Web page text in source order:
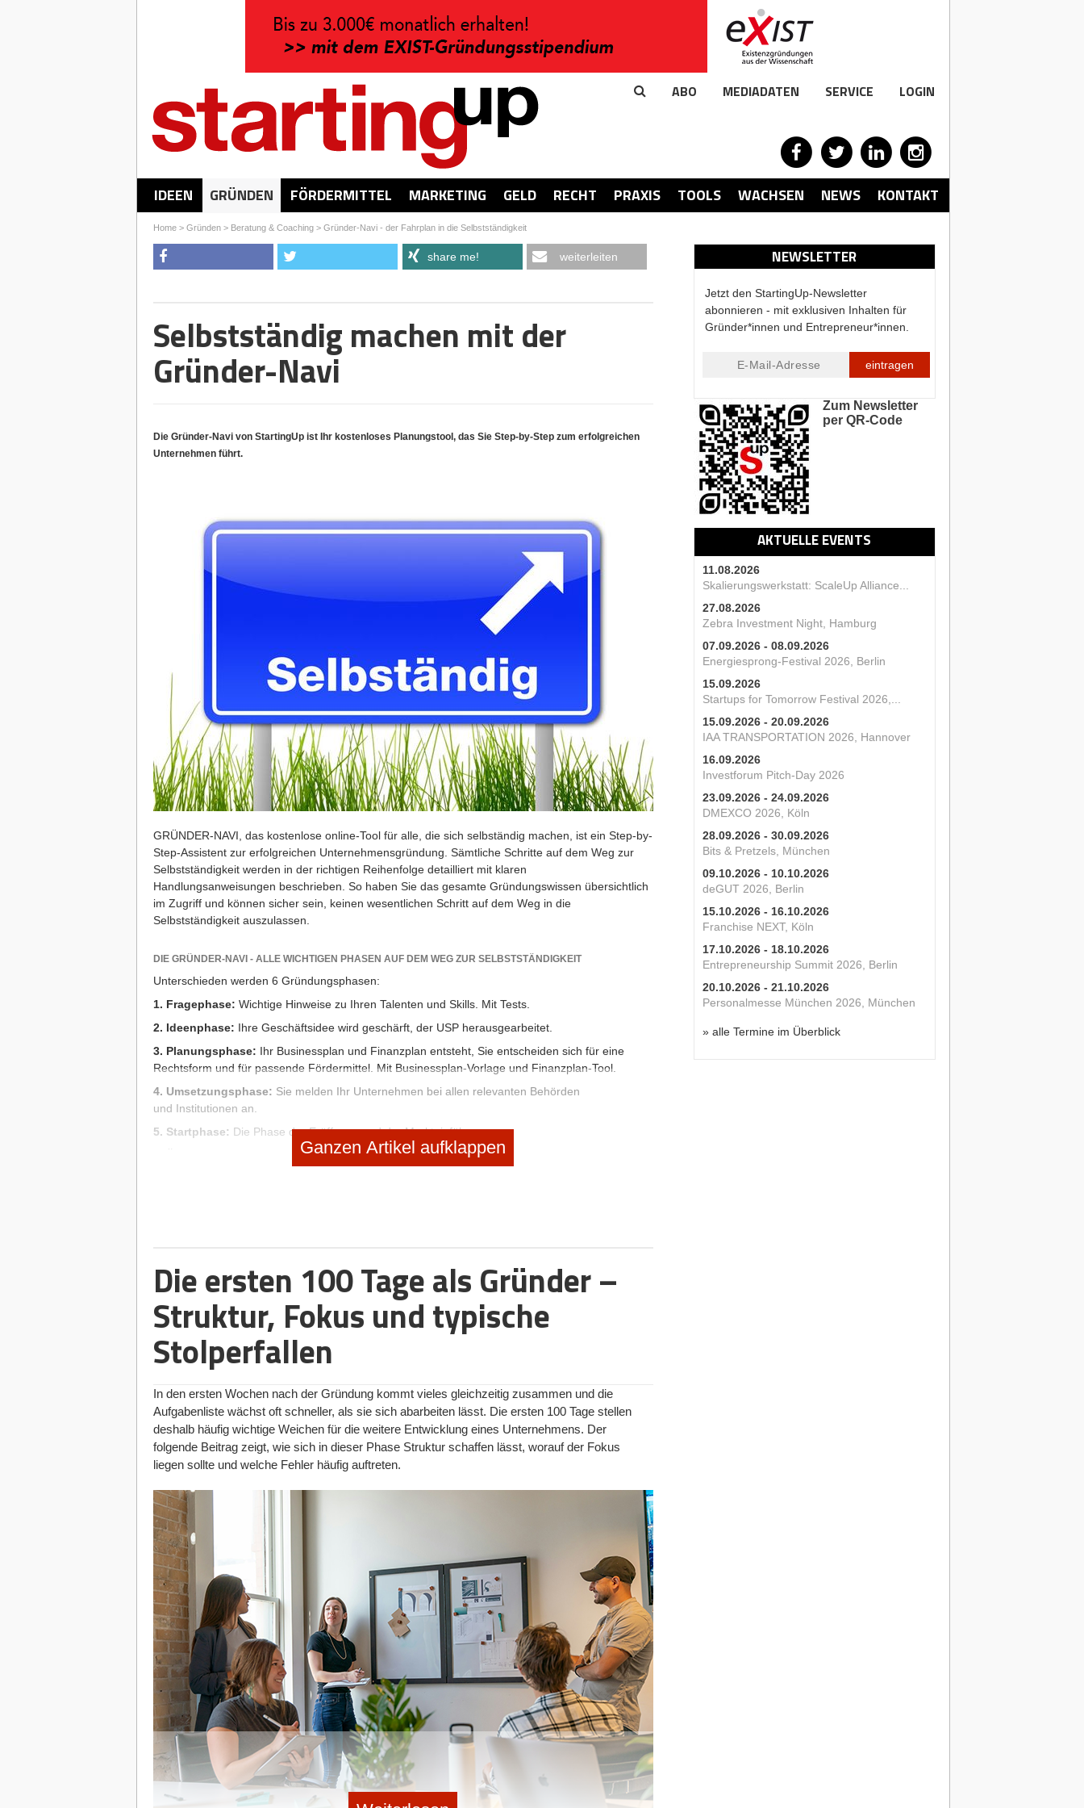
ABO MEDIADATEN SERVICE LOGIN
IDEEN GRÜNDEN FÖRDERMITTEL MARKETING GELD RECHT PRAXIS TOOLS WACHSEN NEWS KONTAKT
Home> Gründen> Beratung & Coaching> Gründer-Navi - der Fahrplan in die Selbstständigkeit
NEWSLETTER
Jetzt den StartingUp-Newsletter
abonnieren - mit exklusiven Inhalten für
Gründer*innen und Entrepreneur*innen.
eintragen
Zum Newsletter
per QR-Code
AKTUELLE EVENTS
11.08.2026
Skalierungswerkstatt: ScaleUp Alliance...
27.08.2026
Zebra Investment Night, Hamburg
07.09.2026 - 08.09.2026
Energiesprong-Festival 2026, Berlin
15.09.2026
Startups for Tomorrow Festival 2026,...
15.09.2026 - 20.09.2026
IAA TRANSPORTATION 2026, Hannover
16.09.2026
Investforum Pitch-Day 2026
23.09.2026 - 24.09.2026
DMEXCO 2026, Köln
28.09.2026 - 30.09.2026
Bits & Pretzels, München
09.10.2026 - 10.10.2026
deGUT 2026, Berlin
15.10.2026 - 16.10.2026
Franchise NEXT, Köln
17.10.2026 - 18.10.2026
Entrepreneurship Summit 2026, Berlin
20.10.2026 - 21.10.2026
Personalmesse München 2026, München
» alle Termine im Überblick
share me! weiterleiten
Selbstständig machen mit der
Gründer-Navi
Die Gründer-Navi von StartingUp ist Ihr kostenloses Planungstool, das Sie Step-by-Step zum erfolgreichen
Unternehmen führt.
GRÜNDER-NAVI, das kostenlose online-Tool für alle, die sich selbständig machen, ist ein Step-by-
Step-Assistent zur erfolgreichen Unternehmensgründung. Sämtliche Schritte auf dem Weg zur
Selbstständigkeit werden in der richtigen Reihenfolge detailliert mit klaren
Handlungsanweisungen beschrieben. So haben Sie das gesamte Gründungswissen übersichtlich
im Zugriff und können sicher sein, keinen wesentlichen Schritt auf dem Weg in die
Selbstständigkeit auszulassen.
DIE GRÜNDER-NAVI - ALLE WICHTIGEN PHASEN AUF DEM WEG ZUR SELBSTSTÄNDIGKEIT
Unterschieden werden 6 Gründungsphasen:
1. Fragephase: Wichtige Hinweise zu Ihren Talenten und Skills. Mit Tests.
2. Ideenphase: Ihre Geschäftsidee wird geschärft, der USP herausgearbeitet.
3. Planungsphase: Ihr Businessplan und Finanzplan entsteht, Sie entscheiden sich für eine
Rechtsform und für passende Fördermittel. Mit Businessplan-Vorlage und Finanzplan-Tool.
4. Umsetzungsphase: Sie melden Ihr Unternehmen bei allen relevanten Behörden
und Institutionen an.
5. Startphase: Die Phase der Eröffnung und der Markteinführung.
Es folgt der Aufbau des Controlling, Ihr Unternehmen ist operativ.
einzelnen Schritts und den Fortschritt der gesamten Gründung. Man sieht, welche Schritte noch
zu erledigen sind, um sich erfolgreich selbstständig zu machen.
Auch können persönliche Notizen zu jedem Step gespeichert werden, und zahlreiche online-Tools
wie Gründertests, Excel-Finanzplaner, Businessplan-Vorlage etc. werden freigeschaltet.
Auf der Dashboard-Seite erhalten registrierte User einen Überblick, welche Schritte bereits erledigt,
angefangen bzw. noch offen sind
Ganzen Artikel aufklappen
Die ersten 100 Tage als Gründer –
Struktur, Fokus und typische
Stolperfallen
In den ersten Wochen nach der Gründung kommt vieles gleichzeitig zusammen und die
Aufgabenliste wächst oft schneller, als sie sich abarbeiten lässt. Die ersten 100 Tage stellen
deshalb häufig wichtige Weichen für die weitere Entwicklung eines Unternehmens. Der
folgende Beitrag zeigt, wie sich in dieser Phase Struktur schaffen lässt, worauf der Fokus
liegen sollte und welche Fehler häufig auftreten.